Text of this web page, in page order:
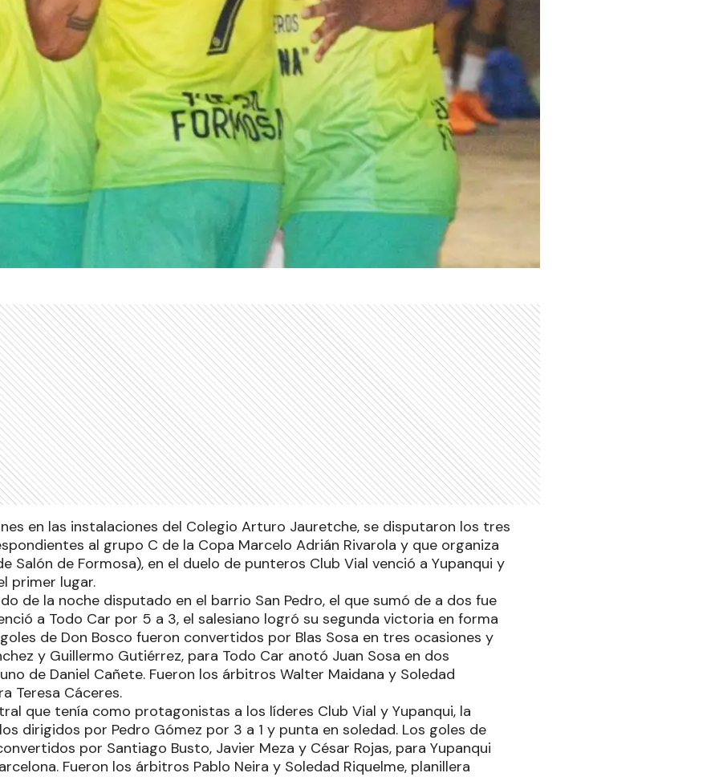
en las instalaciones del Colegio Arturo Jauretche, se disputaron los tres
al grupo C de la Copa Marcelo Adrián Rivarola y que organiza
Salón de Formosa), en el duelo de punteros Club Vial venció a Yupanqui y
primer lugar.
de la noche disputado en el barrio San Pedro, el que sumó de a dos fue
a Todo Car por 5 a 3, el salesiano logró su segunda victoria en forma
de Don Bosco fueron convertidos por Blas Sosa en tres ocasiones y
y Guillermo Gutiérrez, para Todo Car anotó Juan Sosa en dos
de Daniel Cañete. Fueron los árbitros Walter Maidana y Soledad
Teresa Cáceres.
que tenía como protagonistas a los líderes Club Vial y Yupanqui, la
dirigidos por Pedro Gómez por 3 a 1 y punta en soledad. Los goles de
por Santiago Busto, Javier Meza y César Rojas, para Yupanqui
Fueron los árbitros Pablo Neira y Soledad Riquelme, planillera